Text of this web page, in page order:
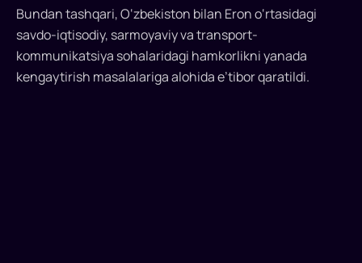
Eron
hamkorlikning
istiqbolli
yo‘nalishlarini
muhokama
Bundan tashqari, O‘zbekiston bilan Eron o‘rtasidagi
savdo-iqtisodiy, sarmoyaviy va transport-
kommunikatsiya sohalaridagi hamkorlikni yanada
kengaytirish masalalariga alohida e’tibor qaratildi.